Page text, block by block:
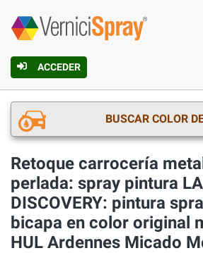
ACCEDER
BUSCAR COLOR
Retoque carrocería
perlada: spray pintura
DISCOVERY: pintura
bicapa en color original
HUL Ardennes Micado